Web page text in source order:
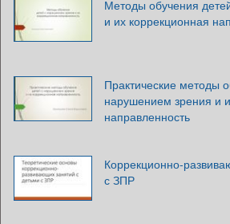
Методы обучения
и их коррекционная
Практические методы
нарушением зрения и
направленность
Коррекционно-
с ЗПР